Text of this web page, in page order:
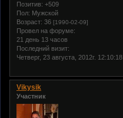
Позитив: +509
Пол: Мужской
Возраст: 36 [1990-02-09]
Провел на форуме:
21 день 13 часов
Последний визит:
Четверг, 23 августа, 2012г. 12:10:18
Vikysik
Участник